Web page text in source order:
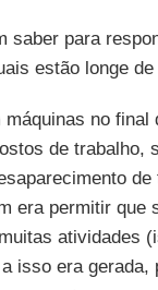
saber para
estão longe
no
de trabalho,
era permitir que
atividades
isso era gerada,